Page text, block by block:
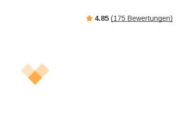
4.85 (175 Bewertungen)